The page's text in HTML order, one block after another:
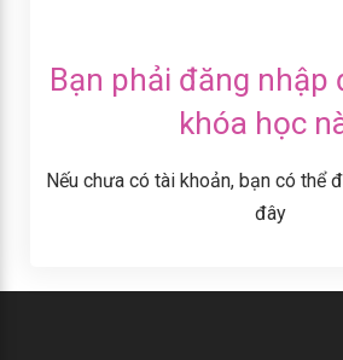
Bạn phải đăng nhập
khóa học
Nếu chưa có tài khoản, bạn có thể
đây